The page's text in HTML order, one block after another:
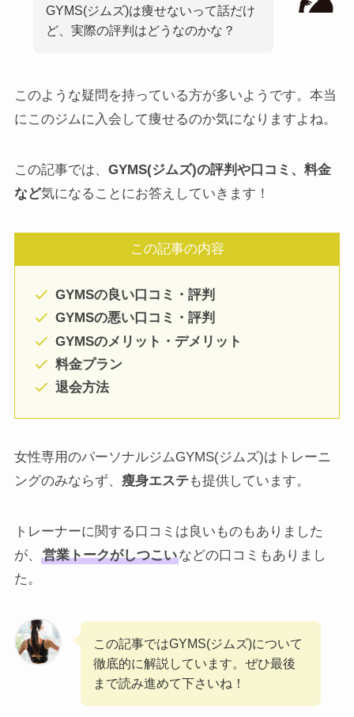
GYMS(ジムズ)は痩せないって話だけ
ど、実際の評判はどうなのかな？
このような疑問を持っている方が多いようです。本当
にこのジムに入会して痩せるのか気になりますよね。
この記事では、 GYMS(ジムズ)の評判や口コミ、料金
など気になることにお答えしていきます！
この記事の内容
GYMSの良い口コミ・評判
GYMSの悪い口コミ・評判
GYMSのメリット・デメリット
料金プラン
退会方法
女性専用のパーソナルジムGYMS(ジムズ)はトレーニ
ングのみならず、 瘦身エステも提供しています。
トレーナーに関する口コミは良いものもありました
が、
営業トークがしつこいなどの口コミもありまし
た。
この記事ではGYMS(ジムズ)について
徹底的に解説しています。ぜひ最後
まで読み進めて下さいね！